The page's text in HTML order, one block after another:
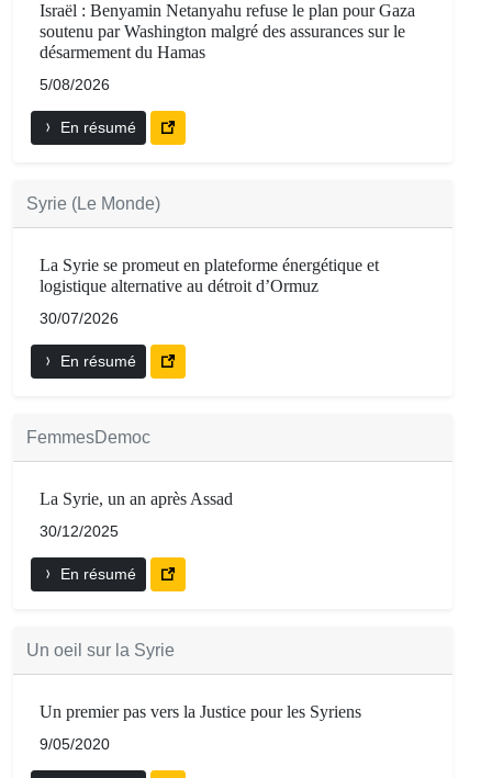
Israël : Benyamin Netanyahu refuse le plan pour Gaza
soutenu par Washington malgré des assurances sur le
désarmement du Hamas
5/08/2026
En résumé
Syrie (Le Monde)
La Syrie se promeut en plateforme énergétique et
logistique alternative au détroit d’Ormuz
30/07/2026
En résumé
FemmesDemoc
La Syrie, un an après Assad
30/12/2025
En résumé
Un oeil sur la Syrie
Un premier pas vers la Justice pour les Syriens
9/05/2020